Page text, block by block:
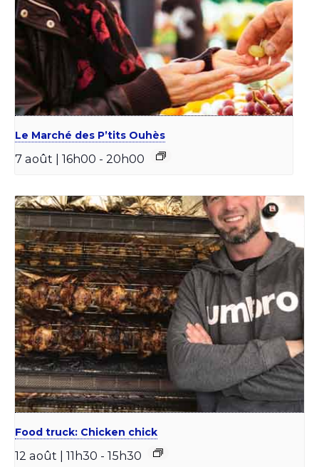
Le Marché des P’tits Ouhès
7 août | 16h00 - 20h00
Food truck: Chicken chick
12 août | 11h30 - 15h30